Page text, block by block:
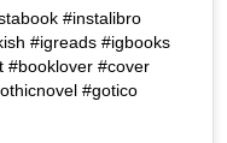
#instalibro
#igreads #igbooks
#booklover #cover
#gotico